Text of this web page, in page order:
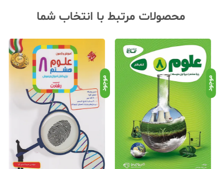
محصولات مرتبط با انتخاب شما
موجود موجود